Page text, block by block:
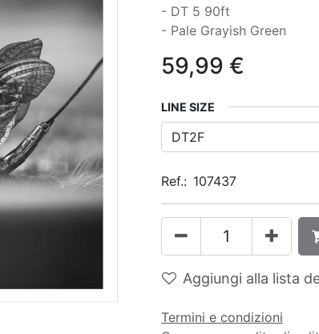
- DT 5 90ft
- Pale Grayish Green
59,99 €
LINE SIZE
Ref.: 107437
Aggiungi alla lista
Termini e condizioni